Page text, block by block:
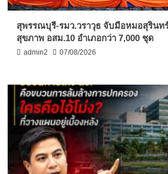
สุพรรณบุรี-รมว.วราวุธ จับมือหมอสุรินท
สุขภาพ อสม.10 อำเภอกว่า 7,000 ชุด
admin2 07/08/2026